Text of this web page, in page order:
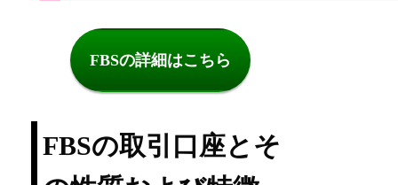
FBSの詳細はこちら
FBSの取引口座とそ